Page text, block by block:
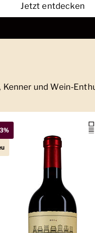
Jetzt entdecken
und Wein-